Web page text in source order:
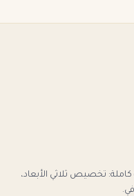
تخصيص ثلاثي الأبعاد،